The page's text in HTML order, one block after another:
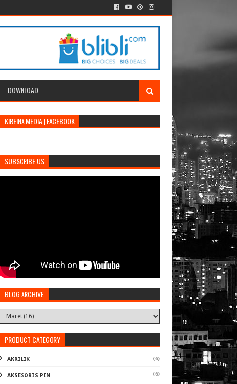
DOWNLOAD
KIREINA MEDIA | FACEBOOK
SUBSCRIBE US
BLOG ARCHIVE
PRODUCT CATEGORY
AKRILIK (6)
AKSESORIS PIN (6)